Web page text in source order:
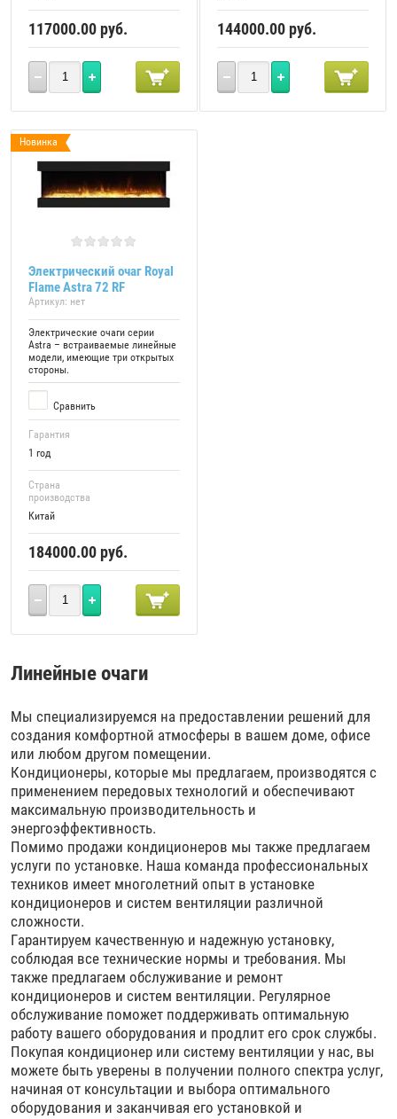
117000.00 руб. 144000.00 руб.
Новинка
Электрический очаг Royal
Flame Astra 72 RF
Артикул: нет
Электрические очаги серии
Astra – встраиваемые линейные
модели, имеющие три открытых
стороны.
Сравнить
Гарантия
1 год
Страна
производства
Китай
184000.00 руб.
Линейные очаги
Мы специализируемся на предоставлении решений для
создания комфортной атмосферы в вашем доме, офисе
или любом другом помещении.
Кондиционеры, которые мы предлагаем, производятся с
применением передовых технологий и обеспечивают
максимальную производительность и
энергоэффективность.
Помимо продажи кондиционеров мы также предлагаем
услуги по установке. Наша команда профессиональных
техников имеет многолетний опыт в установке
кондиционеров и систем вентиляции различной
сложности.
Гарантируем качественную и надежную установку,
соблюдая все технические нормы и требования. Мы
также предлагаем обслуживание и ремонт
кондиционеров и систем вентиляции. Регулярное
обслуживание поможет поддерживать оптимальную
работу вашего оборудования и продлит его срок службы.
Покупая кондиционер или систему вентиляции у нас, вы
можете быть уверены в получении полного спектра услуг,
начиная от консультации и выбора оптимального
оборудования и заканчивая его установкой и